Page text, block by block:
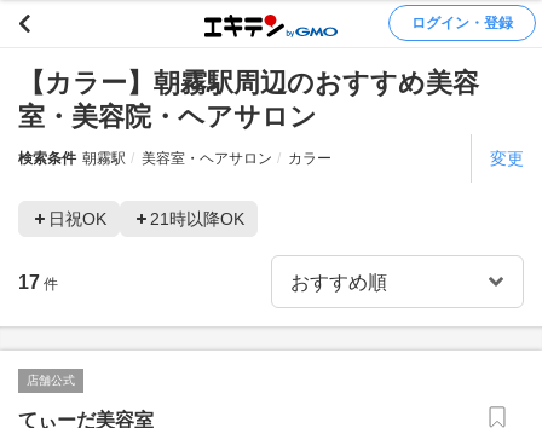
ログイン・登録
【カラー】朝霧駅周辺のおすすめ美容
室・美容院・ヘアサロン
検索条件 朝霧駅 美容室・ヘアサロン カラー 変更
日祝OK 21時以降OK
17 件
店舗公式
てぃーだ美容室